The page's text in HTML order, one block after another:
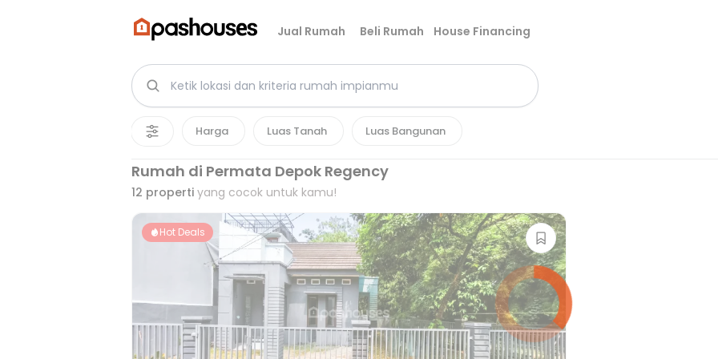
Jual Rumah Beli Rumah House Financing
Harga Luas Tanah Luas Bangunan
Rumah di Permata Depok Regency
12 properti yang cocok untuk kamu!
Hot Deals